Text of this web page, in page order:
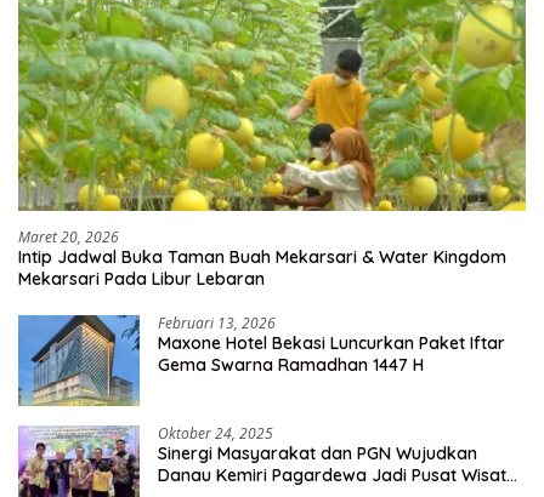
Maret 20, 2026
Intip Jadwal Buka Taman Buah Mekarsari & Water Kingdom
Mekarsari Pada Libur Lebaran
Februari 13, 2026
Maxone Hotel Bekasi Luncurkan Paket Iftar
Gema Swarna Ramadhan 1447 H
Oktober 24, 2025
Sinergi Masyarakat dan PGN Wujudkan
Danau Kemiri Pagardewa Jadi Pusat Wisata